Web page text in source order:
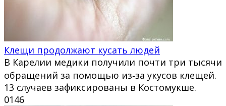
Клещи продолжают кусать людей
В Карелии медики получили почти три тысячи
обращений за помощью из‑за укусов клещей.
13 случаев зафиксированы в Костомукше.
0146